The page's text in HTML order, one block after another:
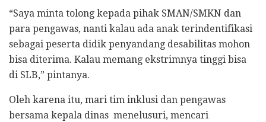
“Saya minta tolong kepada pihak SMAN/SMKN dan
para pengawas, nanti kalau ada anak terindentifikasi
sebagai peserta didik penyandang desabilitas mohon
bisa diterima. Kalau memang ekstrimnya tinggi bisa
di SLB,” pintanya.
Oleh karena itu, mari tim inklusi dan pengawas
bersama kepala dinas menelusuri, mencari